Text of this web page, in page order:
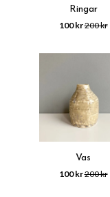
Ringar
100 kr200 kr
Vas
100 kr200 kr